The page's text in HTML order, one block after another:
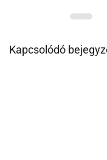
Kapcsolódó